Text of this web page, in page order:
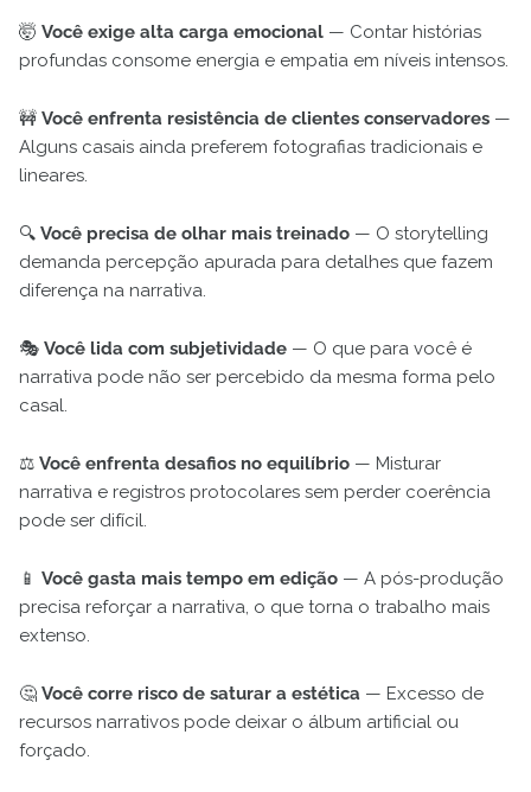
🤯 Você exige alta carga emocional — Contar histórias
profundas consome energia e empatia em níveis intensos.
🚧 Você enfrenta resistência de clientes conservadores —
Alguns casais ainda preferem fotografias tradicionais e
lineares.
🔍 Você precisa de olhar mais treinado — O storytelling
demanda percepção apurada para detalhes que fazem
diferença na narrativa.
🎭 Você lida com subjetividade — O que para você é
narrativa pode não ser percebido da mesma forma pelo
casal.
⚖️ Você enfrenta desafios no equilíbrio — Misturar
narrativa e registros protocolares sem perder coerência
pode ser difícil.
📱 Você gasta mais tempo em edição — A pós-produção
precisa reforçar a narrativa, o que torna o trabalho mais
extenso.
🤔 Você corre risco de saturar a estética — Excesso de
recursos narrativos pode deixar o álbum artificial ou
forçado.